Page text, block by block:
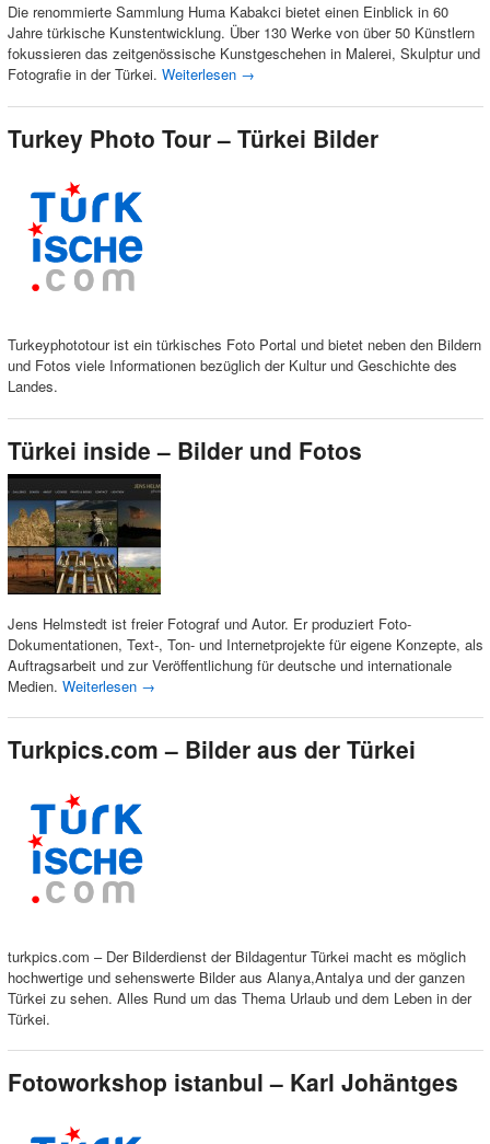
Die renommierte Sammlung Huma Kabakci bietet einen Einblick in 60
Jahre türkische Kunstentwicklung. Über 130 Werke von über 50 Künstlern
fokussieren das zeitgenössische Kunstgeschehen in Malerei, Skulptur und
Fotografie in der Türkei. Weiterlesen →
Turkey Photo Tour – Türkei Bilder
Turkeyphototour ist ein türkisches Foto Portal und bietet neben den Bildern
und Fotos viele Informationen bezüglich der Kultur und Geschichte des
Landes.
Türkei inside – Bilder und Fotos
Jens Helmstedt ist freier Fotograf und Autor. Er produziert Foto-
Dokumentationen, Text-, Ton- und Internetprojekte für eigene Konzepte, als
Auftragsarbeit und zur Veröffentlichung für deutsche und internationale
Medien. Weiterlesen →
Turkpics.com – Bilder aus der Türkei
turkpics.com – Der Bilderdienst der Bildagentur Türkei macht es möglich
hochwertige und sehenswerte Bilder aus Alanya,Antalya und der ganzen
Türkei zu sehen. Alles Rund um das Thema Urlaub und dem Leben in der
Türkei.
Fotoworkshop istanbul – Karl Johäntges